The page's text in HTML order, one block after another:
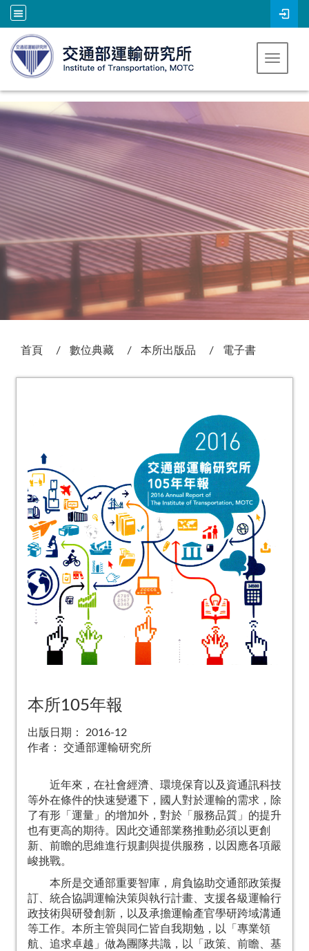
跳到主要內容
Toggle
首頁 數位典藏 本所出版品 電子書
本所105年報
出版日期： 2016-12
作者： 交通部運輸研究所
近年來，在社會經濟、環境保育以及資通訊科技
等外在條件的快速變遷下，國人對於運輸的需求，除
了有形「運量」的增加外，對於「服務品質」的提升
也有更高的期待。因此交通部業務推動必須以更創
新、前瞻的思維進行規劃與提供服務，以因應各項嚴
峻挑戰。
本所是交通部重要智庫，肩負協助交通部政策擬
訂、統合協調運輸決策與執行計畫、支援各級運輸行
政技術與研發創新，以及承擔運輸產官學研跨域溝通
等工作。本所主管與同仁皆自我期勉，以「專業領
航、追求卓越」做為團隊共識，以「政策、前瞻、基